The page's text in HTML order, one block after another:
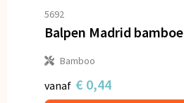
5692
Balpen Madrid bamboe
Bamboo
vanaf € 0,44